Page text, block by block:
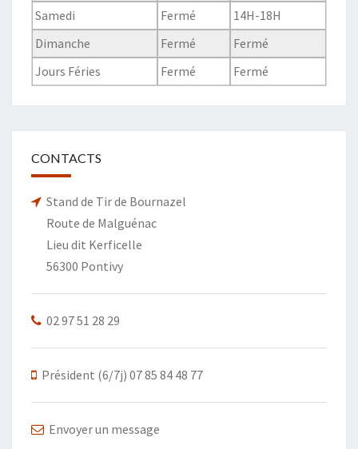
Samedi
Fermé
14H-18H
Dimanche
Fermé
Fermé
Jours Féries
Fermé Fermé
CONTACTS
Stand de Tir de Bournazel
Route de Malguénac
Lieu dit Kerficelle
56300 Pontivy
02 97 51 28 29
Président (6/7j) 07 85 84 48 77
Envoyer un message